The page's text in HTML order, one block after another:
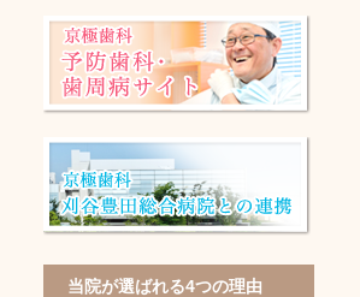
当院が選ばれる4つの理由